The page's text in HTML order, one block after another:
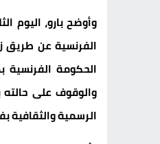
وأوضح بارو، اليوم
الفرنسية عن طريق
الحكومة
والوقوف على حالته
الرسمية والثقافية